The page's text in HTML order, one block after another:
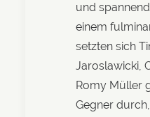
und
einem
setzten sich
Jaroslawicki,
Romy Müller
Gegner